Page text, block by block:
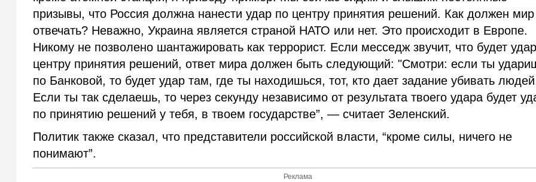
призывы, что Россия должна нанести удар по центру принятия решений. Как должен мир
отвечать? Неважно, Украина является страной НАТО или нет. Это происходит в Европе.
Никому не позволено шантажировать как террорист. Если месседж звучит, что будет
центру принятия решений, ответ мира должен быть следующий: "Смотри: если ты
по Банковой, то будет удар там, где ты находишься, тот, кто дает задание убивать
Если ты так сделаешь, то через секунду независимо от результата твоего удара будет
по принятию решений у тебя, в твоем государстве”, — считает Зеленский.
Политик также сказал, что представители российской власти, “кроме силы, ничего не
понимают”.
Реклама